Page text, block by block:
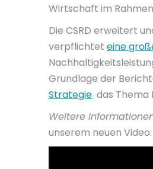
Wirtschaft im
Die CSRD erweitert
verpflichtet eine
Grundlage der
Strategie das
Weitere
unserem neuen Video: